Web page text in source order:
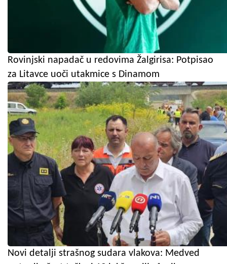
Rovinjski napadač u redovima Žalgirisa: Potpisao
za Litavce uoči utakmice s Dinamom
Novi detalji strašnog sudara vlakova: Medved